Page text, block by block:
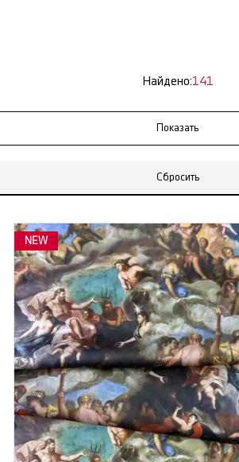
Найдено:141
Сбросить
NEW